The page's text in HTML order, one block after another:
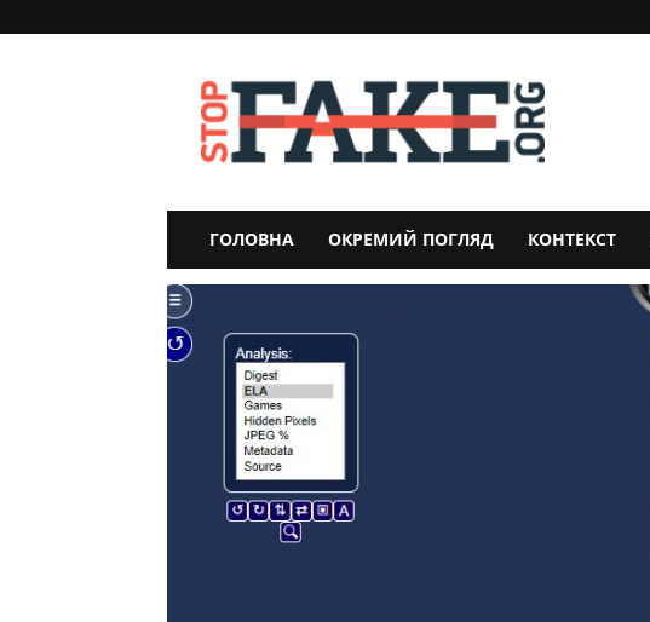
StopFake
ГОЛОВНА ОКРЕМИЙ ПОГЛЯД КОНТЕКСТ